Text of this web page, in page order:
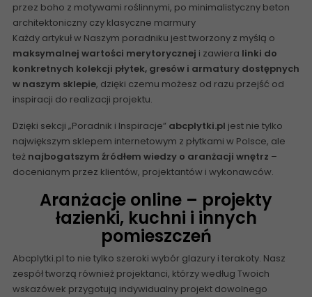
przez boho z motywami roślinnymi, po minimalistyczny beton
architektoniczny czy klasyczne marmury
Każdy artykuł w Naszym poradniku jest tworzony z myślą o
maksymalnej wartości merytorycznej i zawiera linki do
konkretnych kolekcji płytek, gresów i armatury dostępnych
w naszym sklepie, dzięki czemu możesz od razu przejść od
inspiracji do realizacji projektu.
Dzięki sekcji „Poradnik i Inspiracje” abcplytki.pl jest nie tylko
największym sklepem internetowym z płytkami w Polsce, ale
też najbogatszym źródłem wiedzy o aranżacji wnętrz –
docenianym przez klientów, projektantów i wykonawców.
Aranżacje online – projekty
łazienki, kuchni i innych
pomieszczeń
Abcplytki.pl to nie tylko szeroki wybór glazury i terakoty. Nasz
zespół tworzą również projektanci, którzy według Twoich
wskazówek przygotują indywidualny projekt dowolnego